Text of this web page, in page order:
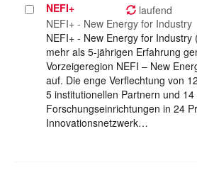
Projekt
auswählen
NEFI+ laufend
NEFI+ - New Energy for Industry
NEFI+ - New Energy for
mehr als 5-jährigen Erfahrung
Vorzeigeregion NEFI – New
auf. Die enge Verflechtung von
5 institutionellen Partnern und 14
Forschungseinrichtungen in 24
Innovationsnetzwerk…